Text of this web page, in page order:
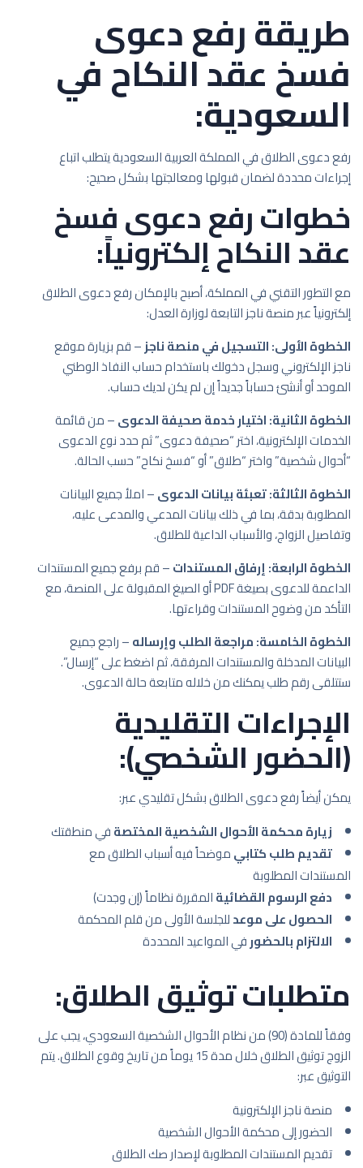
طريقة رفع دعوى
فسخ عقد النكاح في
السعودية:
رفع دعوى الطلاق في المملكة العربية السعودية يتطلب اتباع
إجراءات محددة لضمان قبولها ومعالجتها بشكل صحيح:
خطوات رفع دعوى فسخ
عقد النكاح إلكترونياً:
مع التطور التقني في المملكة، أصبح بالإمكان رفع دعوى الطلاق
إلكترونياً عبر منصة ناجز التابعة لوزارة العدل:
الخطوة الأولى: التسجيل في منصة ناجز– قم بزيارة موقع
ناجز الإلكتروني وسجل دخولك باستخدام حساب النفاذ الوطني
الموحد أو أنشئ حساباً جديداً إن لم يكن لديك حساب.
الخطوة الثانية: اختيار خدمة صحيفة الدعوى– من قائمة
الخدمات الإلكترونية، اختر “صحيفة دعوى” ثم حدد نوع الدعوى
“أحوال شخصية” واختر “طلاق” أو “فسخ نكاح” حسب الحالة.
الخطوة الثالثة: تعبئة بيانات الدعوى– املأ جميع البيانات
المطلوبة بدقة، بما في ذلك بيانات المدعي والمدعى عليه،
وتفاصيل الزواج، والأسباب الداعية للطلاق.
الخطوة الرابعة: إرفاق المستندات– قم برفع جميع المستندات
الداعمة للدعوى بصيغة PDF أو الصيغ المقبولة على المنصة، مع
التأكد من وضوح المستندات وقراءتها.
الخطوة الخامسة: مراجعة الطلب وإرساله– راجع جميع
البيانات المدخلة والمستندات المرفقة، ثم اضغط على “إرسال”.
ستتلقى رقم طلب يمكنك من خلاله متابعة حالة الدعوى.
الإجراءات التقليدية
(الحضور الشخصي):
يمكن أيضاً رفع دعوى الطلاق بشكل تقليدي عبر:
زيارة محكمة الأحوال الشخصية المختصةفي منطقتك
تقديم طلب كتابيموضحاً فيه أسباب الطلاق مع
المستندات المطلوبة
دفع الرسوم القضائيةالمقررة نظاماً (إن وجدت)
الحصول على موعدللجلسة الأولى من قلم المحكمة
الالتزام بالحضورفي المواعيد المحددة
متطلبات توثيق الطلاق:
وفقاً للمادة (90) من نظام الأحوال الشخصية السعودي، يجب على
الزوج توثيق الطلاق خلال مدة 15 يوماً من تاريخ وقوع الطلاق. يتم
التوثيق عبر:
منصة ناجز الإلكترونية
الحضور إلى محكمة الأحوال الشخصية
تقديم المستندات المطلوبة لإصدار صك الطلاق